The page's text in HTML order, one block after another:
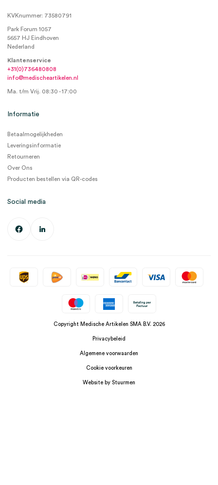
KVKnummer: 73580791
Park Forum 1057
5657 HJ Eindhoven
Nederland
Klantenservice
+31(0)736480808
info@medischeartikelen.nl
Ma. t/m Vrij. 08:30 - 17:00
Informatie
Betaalmogelijkheden
Leveringsinformatie
Retourneren
Over Ons
Producten bestellen via QR-codes
Social media
Copyright Medische Artikelen SMA B.V. 2026
Privacybeleid
Algemene voorwaarden
Cookie voorkeuren
Website by Stuurmen